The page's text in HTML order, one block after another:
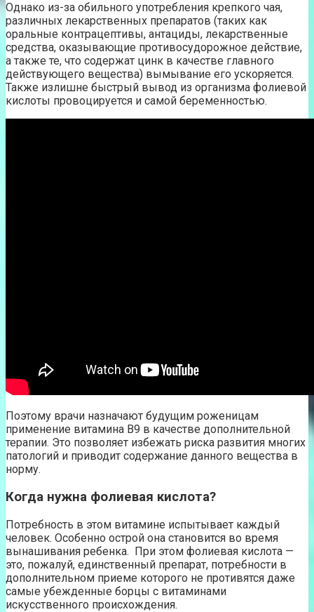
Однако из-за обильного употребления крепкого чая,
различных лекарственных препаратов (таких как
оральные контрацептивы, антациды, лекарственные
средства, оказывающие противосудорожное действие,
а также те, что содержат цинк в качестве главного
действующего вещества) вымывание его ускоряется.
Также излишне быстрый вывод из организма фолиевой
кислоты провоцируется и самой беременностью.
Поэтому врачи назначают будущим роженицам
применение витамина В9 в качестве дополнительной
терапии. Это позволяет избежать риска развития многих
патологий и приводит содержание данного вещества в
норму.
Когда нужна фолиевая кислота?
Потребность в этом витамине испытывает каждый
человек. Особенно острой она становится во время
вынашивания ребенка. При этом фолиевая кислота —
это, пожалуй, единственный препарат, потребности в
дополнительном приеме которого не противятся даже
самые убежденные борцы с витаминами
искусственного происхождения.